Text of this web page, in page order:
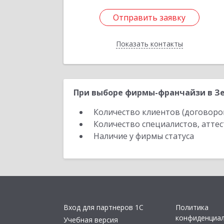
Отправить заявку
Показать контакты
Отправить заявку
Назад
При выборе фирмы-франчайзи в
Количество клиентов
Количество специалистов,
Наличие у фирмы статуса
Вход для партнеров 1С
Учебная версия
Политика